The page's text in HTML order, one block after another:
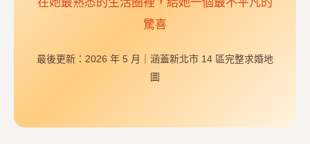
驚喜
最後更新：2026 年 5 月｜涵蓋新北市 14 區完整求婚地
圖